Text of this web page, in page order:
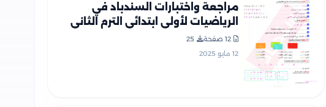
مراجعة واختبارات السندباد في
الرياضيات لأولى ابتدائي الترم الثاني
PDF
12 صفحة
25
12 مايو 2025